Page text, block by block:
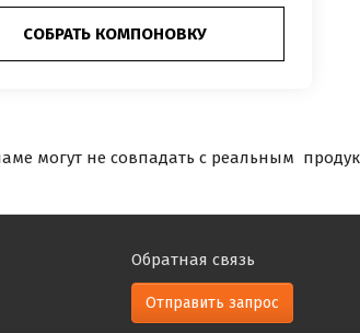
СОБРАТЬ КОМПОНОВКУ
могут не совпадать с реальным
Обратная связь
Отправить запрос